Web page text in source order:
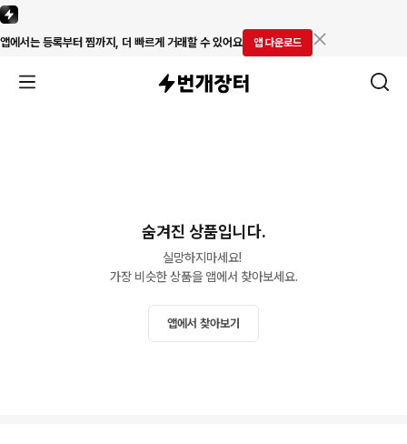
앱에서는 등록부터 찜까지, 더 빠르게 거래할 수 있어요 앱 다운로드
숨겨진 상품입니다.
실망하지마세요!
가장 비슷한 상품을 앱에서 찾아보세요.
앱에서 찾아보기